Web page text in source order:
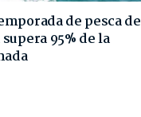
de pesca de
95% de la